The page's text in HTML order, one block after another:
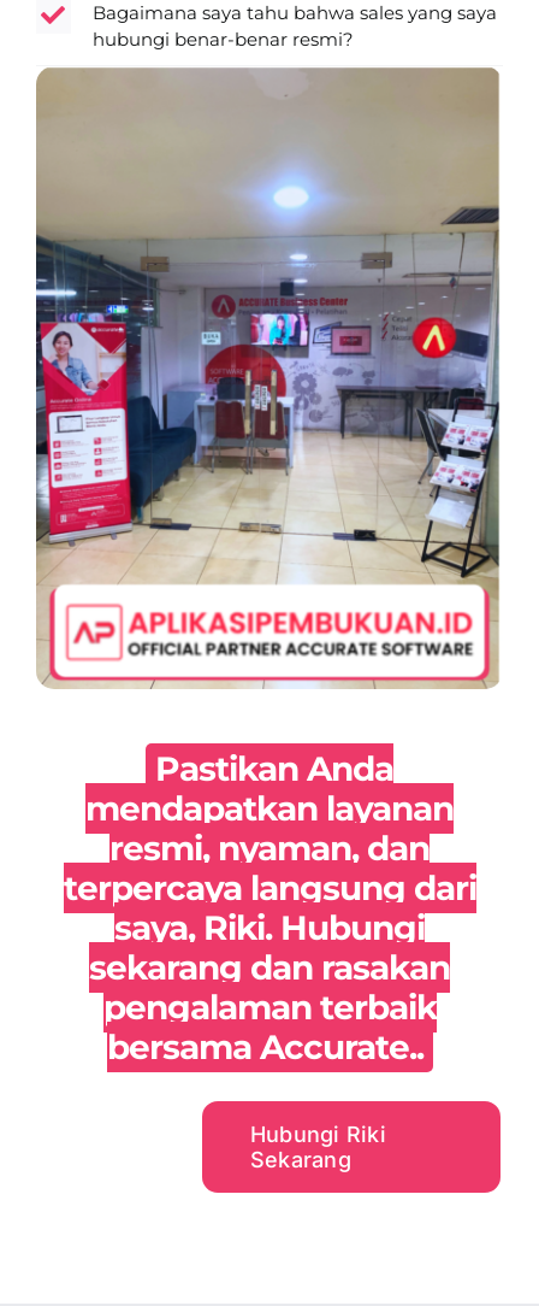
Bagaimana saya tahu bahwa sales yang saya
hubungi benar-benar resmi?
Pastikan Anda
mendapatkan layanan
resmi, nyaman, dan
terpercaya langsung dari
saya, Riki. Hubungi
sekarang dan rasakan
pengalaman terbaik
bersama Accurate..
Hubungi Riki
Sekarang